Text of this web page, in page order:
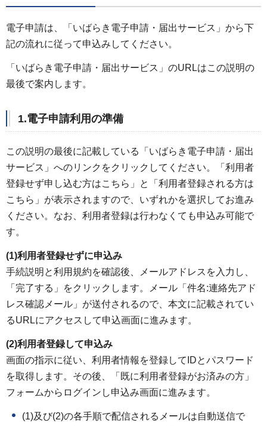
電子申請は、「いばらき電子申請・届出サービス」から下
記の流れに従って申込みしてください。
「いばらき電子申請・届出サービス」のURLはこの説明の
最後で案内します。
1.電子申請利用の準備
この説明の最後に記載している「いばらき電子申請・届出
サービス」へのリンクをクリックしてください。「利用者
登録せず申し込む方はこちら」と「利用者登録される方は
こちら」が表示されますので、いずれかを選択してお進み
ください。なお、利用者登録は行わなくても申込み可能で
す。
(1)利用者登録せずに申込み
手続説明と利用規約を確認後、メールアドレスを入力し、
「完了する」をクリックします。メール「件名:連絡先アド
レス確認メール」が送付されるので、本文に記載されてい
るURLにアクセスして申込画面に進みます。
(2)利用者登録して申込み
画面の指示に従い、利用者情報を登録してIDとパスワード
を取得します。その後、「既に利用者登録がお済みの方」
フォームからログインし申込み画面に進みます。
(1)及び(2)の各手順で配信されるメールは自動送信で